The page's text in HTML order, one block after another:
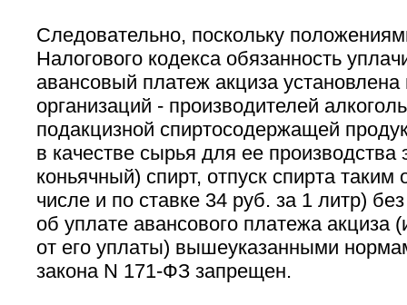
Следовательно, поскольку
Налогового кодекса обязанность
авансовый платеж акциза
организаций - производителей
подакцизной спиртосодержащей
в качестве сырья для ее производства
коньячный) спирт, отпуск спирта таким
числе и по ставке 34 руб. за 1 литр)
об уплате авансового платежа акциза
от его уплаты) вышеуказанными
закона N 171-ФЗ запрещен.